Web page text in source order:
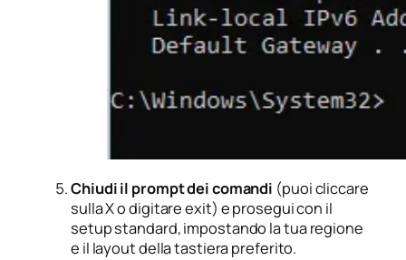
Chiudi il prompt dei comandi (puoi cliccare
sulla X o digitareexit) e prosegui con il
setup standard, impostando la tua regione
e il layout della tastiera preferito.